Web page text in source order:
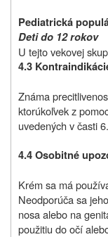
Pediatrická
Deti do 12 rokov
U tejto vekovej
4.3
Známa
ktorúkoľvek z
uvedených v časti
4.4 Osobitné
Krém sa má
Neodporúča sa
nosa alebo na
použitiu do očí